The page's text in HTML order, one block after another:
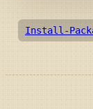
Install-